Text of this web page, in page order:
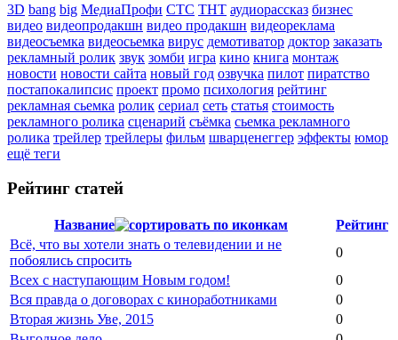
3D bang big МедиаПрофи СТС ТНТ аудиорассказ бизнес
видео видеопродакшн видео продакшн видеореклама
видеосъемка видеосьемка вирус демотиватор доктор заказать
рекламный ролик звук зомби игра кино книга монтаж
новости новости сайта новый год озвучка пилот пиратство
постапокалипсис проект промо психология рейтинг
рекламная сьемка ролик сериал сеть статья стоимость
рекламного ролика сценарий съёмка сьемка рекламного
ролика трейлер трейлеры фильм шварценеггер эффекты юмор
ещё теги
Рейтинг статей
Название
Рейтинг
Всё, что вы хотели знать о телевидении и не
побоялись спросить
0
Всех с наступающим Новым годом!
0
Вся правда о договорах с киноработниками
0
Вторая жизнь Уве, 2015
0